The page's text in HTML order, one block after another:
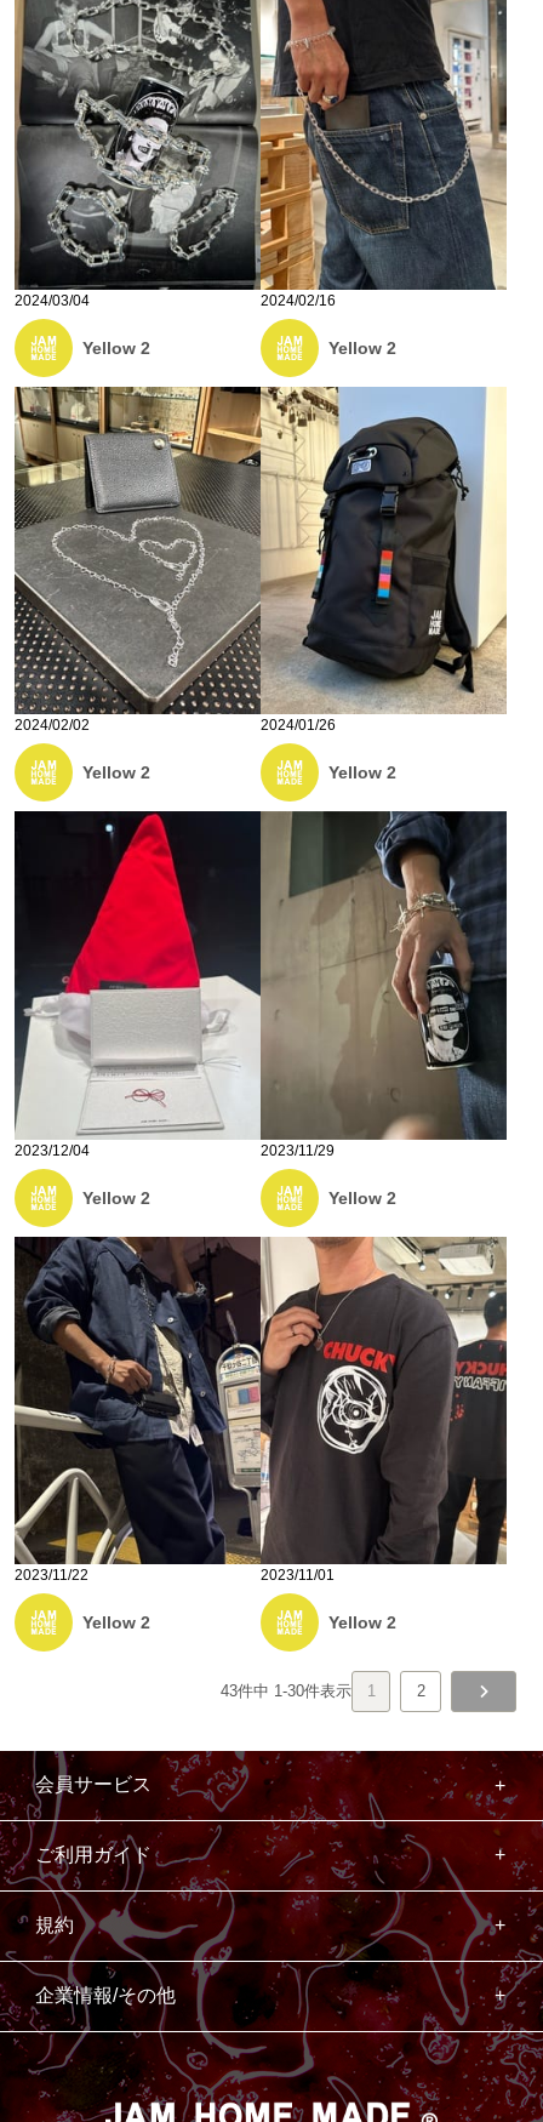
2024/03/04
Yellow 2
2024/02/16
Yellow 2
2024/02/02
Yellow 2
2024/01/26
Yellow 2
2023/12/04
Yellow 2
2023/11/29
Yellow 2
2023/11/22
Yellow 2
2023/11/01
Yellow 2
43件中 1-30件表示 1 2
会員サービス
ご利用ガイド
規約
企業情報/その他